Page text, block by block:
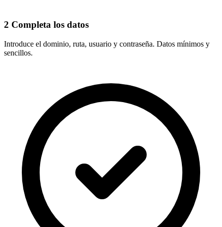
2 Completa los datos
Introduce el dominio, ruta, usuario y contraseña. Datos mínimos y
sencillos.